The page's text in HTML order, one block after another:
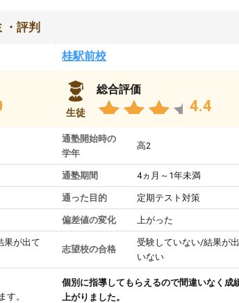
・評判
果が出て
す。
桂駅前校
生徒
総合評価
4.4
通塾開始時の
学年
高2
通塾期間 4ヵ月～1年未満
通った目的 定期テスト対策
偏差値の変化 上がった
志望校の合格
受験していない/結果が
いない
個別に指導してもらえるので間違いなく成
上がりました。